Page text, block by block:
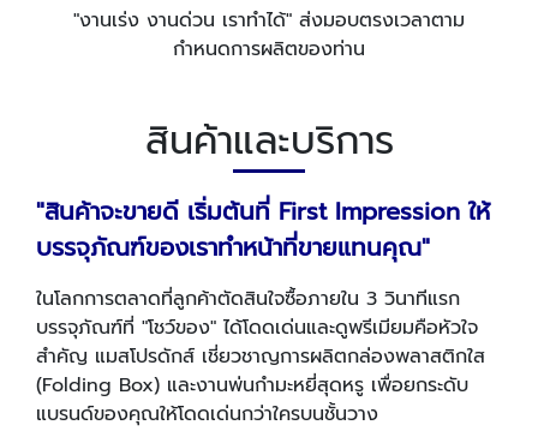
"งานเร่ง งานด่วน เราทำได้" ส่งมอบตรงเวลาตาม
กำหนดการผลิตของท่าน
สินค้าและบริการ
"สินค้าจะขายดี เริ่มต้นที่ First Impression ให้
บรรจุภัณฑ์ของเราทำหน้าที่ขายแทนคุณ"
ในโลกการตลาดที่ลูกค้าตัดสินใจซื้อภายใน 3 วินาทีแรก
บรรจุภัณฑ์ที่ "โชว์ของ" ได้โดดเด่นและดูพรีเมียมคือหัวใจ
สำคัญ แมสโปรดักส์ เชี่ยวชาญการผลิตกล่องพลาสติกใส
(Folding Box) และงานพ่นกำมะหยี่สุดหรู เพื่อยกระดับ
แบรนด์ของคุณให้โดดเด่นกว่าใครบนชั้นวาง